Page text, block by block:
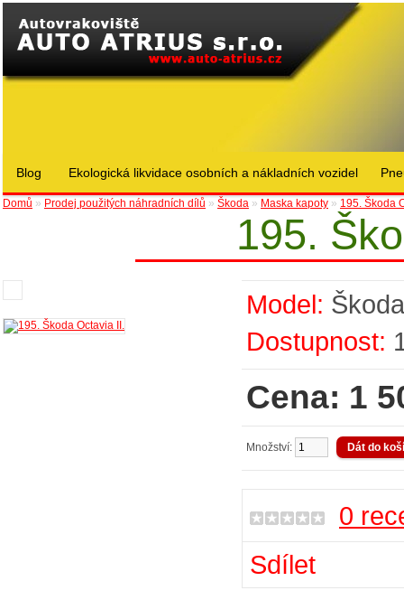
Blog Ekologická likvidace osobních a nákladních vozidel
Domů » Prodej použitých náhradních dílů » Škoda » Maska kapoty » 195. Škoda
195.
Model: Škoda
Dostupnost:
Cena: 1
Množství:
0
Sdílet